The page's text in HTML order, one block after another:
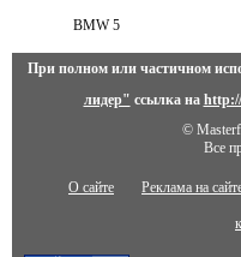
BMW 5
При полном или частичном
лидер" ссылка на
©
Все
О сайте Реклама на